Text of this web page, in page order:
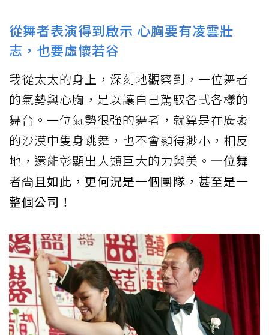
從舞者表演得到啟示 心胸要有凌雲壯
志，也要虛懷若谷
我從太太的身上，深刻地觀察到，一位舞者
的氣勢與心胸，足以讓自己駕馭各式各樣的
舞台。一位氣勢很強的舞者，就算是在廣袤
的沙漠中隻身跳舞，也不會顯得渺小，相反
地，還能彰顯出人類巨大的力與美。 一位舞
者尙且如此，更何況是一個團隊，甚至是一
整個公司！